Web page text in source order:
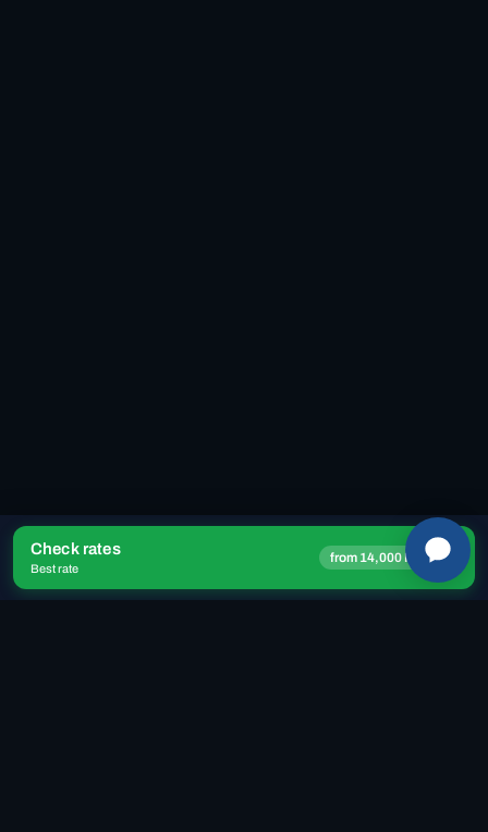
Check rates
Best rate
from 14,000 ISK →